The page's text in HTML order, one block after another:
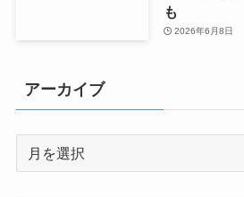
も
2026年6月8日
アーカイブ